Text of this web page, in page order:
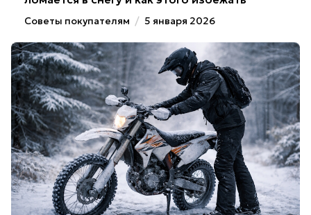
Советы покупателям / 5 января 2026